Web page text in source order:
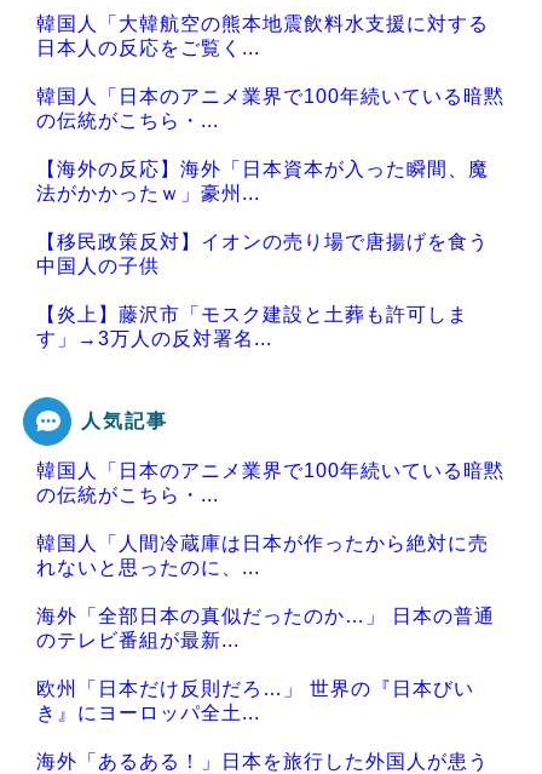
韓国人「大韓航空の熊本地震飲料水支援に対する
日本人の反応をご覧く...
韓国人「日本のアニメ業界で100年続いている暗黙
の伝統がこちら・...
【海外の反応】海外「日本資本が入った瞬間、魔
法がかかったｗ」豪州...
【移民政策反対】イオンの売り場で唐揚げを食う
中国人の子供
【炎上】藤沢市「モスク建設と土葬も許可しま
す」→3万人の反対署名...
Powered by livedoor 相互RSS
人気記事
韓国人「日本のアニメ業界で100年続いている暗黙
の伝統がこちら・...
韓国人「人間冷蔵庫は日本が作ったから絶対に売
れないと思ったのに、...
海外「全部日本の真似だったのか…」 日本の普通
のテレビ番組が最新...
欧州「日本だけ反則だろ…」 世界の『日本びい
き』にヨーロッパ全土...
海外「あるある！」日本を旅行した外国人が患う